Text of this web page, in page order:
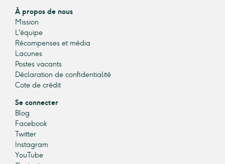
À propos de nous
Mission
L'équipe
Récompenses et média
Lacunes
Postes vacants
Déclaration de confidentialité
Cote de crédit
Se connecter
Blog
Facebook
Twitter
Instagram
YouTube